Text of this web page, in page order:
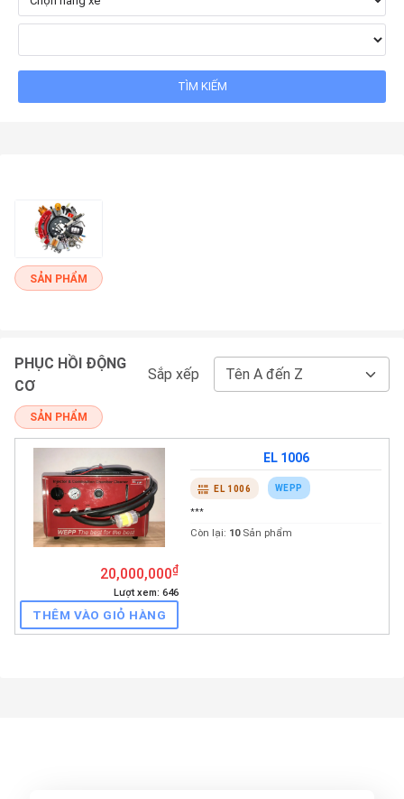
SẢN PHẨM
PHỤC HỒI ĐỘNG
CƠ
Sắp xếp
SẢN PHẨM
20,000,000₫
Lượt xem: 646
EL 1006
EL 1006 WEPP